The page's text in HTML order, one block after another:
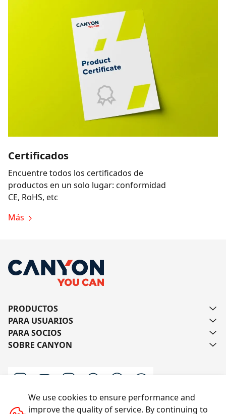
Certificados
Encuentre todos los certificados de
productos en un solo lugar: conformidad
CE, RoHS, etc
Más
PRODUCTOS
PARA USUARIOS
PARA SOCIOS
SOBRE CANYON
We use cookies to ensure performance and
improve the quality of service. By continuing to